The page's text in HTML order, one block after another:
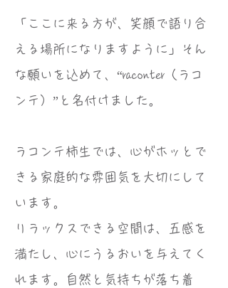
「ここに来る方が、笑顔で語り合
える場所になりますように」そん
な願いを込めて、“raconter（ラコ
ンテ）”と名付けました。
ラコンテ柿生では、心がホッとで
きる家庭的な雰囲気を大切にして
います。
リラックスできる空間は、五感を
満たし、心にうるおいを与えてく
れます。自然と気持ちが落ち着